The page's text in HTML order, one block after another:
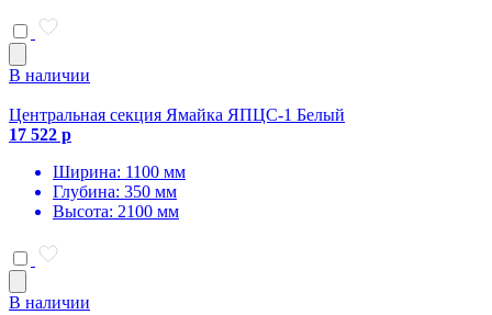
В наличии
Центральная секция Ямайка ЯПЦС-1 Белый
17 522 р
Ширина: 1100 мм
Глубина: 350 мм
Высота: 2100 мм
В наличии